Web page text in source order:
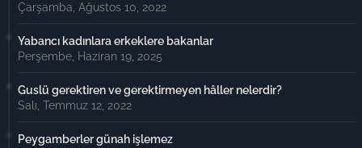
Çarşamba, Ağustos 10, 2022
Yabancı kadınlara erkeklere bakanlar
Perşembe, Haziran 19, 2025
Guslü gerektiren ve gerektirmeyen hâller nelerdir?
Salı, Temmuz 12, 2022
Peygamberler günah işlemez